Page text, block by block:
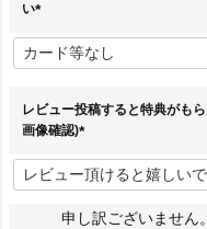
い
必
須
レビュー投稿すると特典がも
画像確認)
必
須
)
申し訳ございません